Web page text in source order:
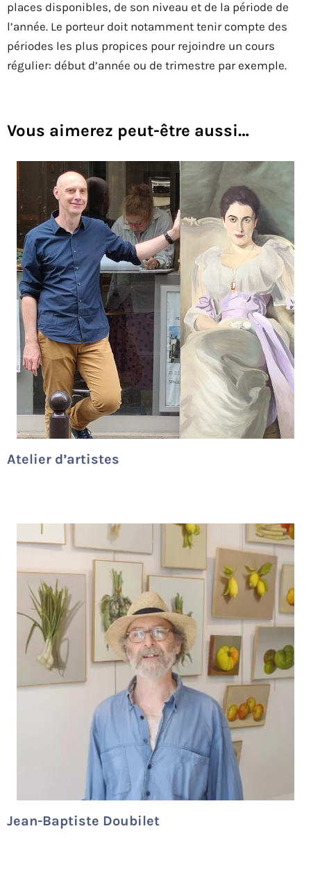
places disponibles, de son niveau et de la période de
l’année. Le porteur doit notamment tenir compte des
périodes les plus propices pour rejoindre un cours
régulier: début d’année ou de trimestre par exemple.
Vous aimerez peut-être aussi…
Atelier d’artistes
Jean-Baptiste Doubilet